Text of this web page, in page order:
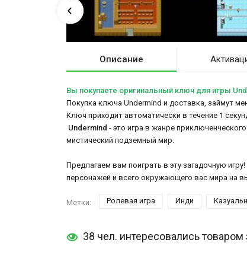
Описание
Вы покупаете оригинальный ключ для игры
Покупка ключа Undermind и доставка, займут
Ключ приходит автоматически в течение 1
Undermind - это игра в жанре
мистический подземный мир.
Предлагаем вам поиграть в эту загадочную
персонажей и всего окружающего вас мира на
Метки: Ролевая игра Инди
38 чел. интересовались товаром